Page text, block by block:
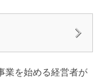
業を始める経営者が